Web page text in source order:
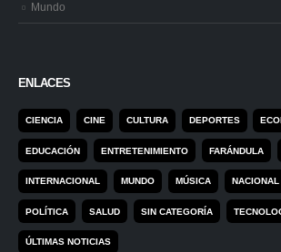
Mundo
ENLACES
CIENCIA CINE CULTURA DEPORTES
EDUCACIÓN ENTRETENIMIENTO FARÁNDULA
INTERNACIONAL MUNDO MÚSICA NACIONAL
POLÍTICA SALUD SIN CATEGORÍA
ÚLTIMAS NOTICIAS